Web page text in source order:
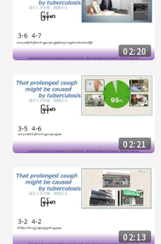
02:20
02:21
02:13